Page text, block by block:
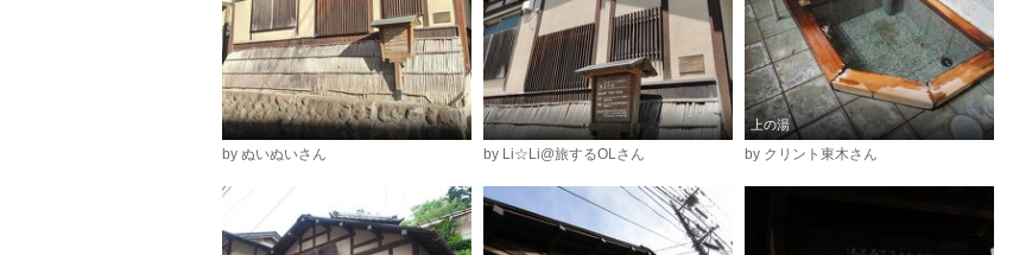
by ぬいぬいさん by Li☆Li@旅するOLさん
上の湯
by クリント東木さん